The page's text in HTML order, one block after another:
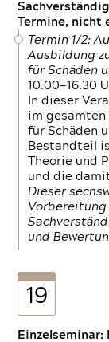
Termine, nicht
Termin 1/2:
Ausbildung
für Schäden
10.00—16.30
In dieser
im
für Schäden
Bestandteil
Theorie und
und die
Dieser
Vorbereitung
und
19